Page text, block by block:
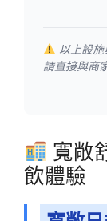
以上設
請直接與商
寬敞
飲體驗